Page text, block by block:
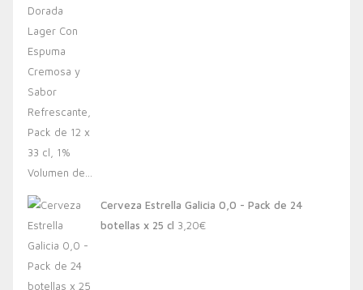
Cerveza Estrella Galicia 0,0 - Pack de 24
botellas x 25 cl 3,20€